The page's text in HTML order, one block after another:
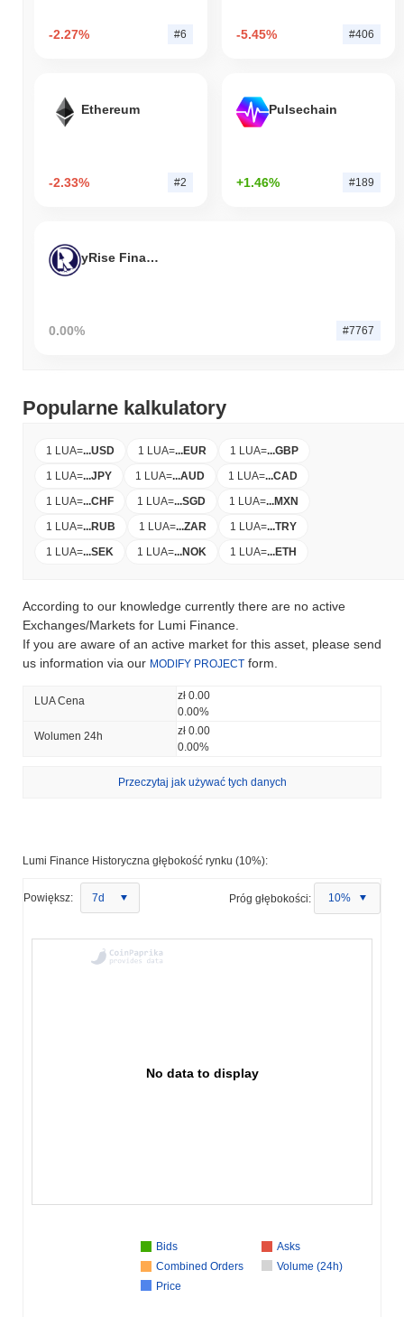
-2.27% #6 -5.45% #406
Ethereum
-2.33% #2
Pulsechain
+1.46% #189
yRise Finance
0.00% #7767
Popularne kalkulatory
1 LUA=...USD 1 LUA=...EUR 1 LUA=...GBP
1 LUA=...JPY 1 LUA=...AUD 1 LUA=...CAD
1 LUA=...CHF 1 LUA=...SGD 1 LUA=...MXN
1 LUA=...RUB 1 LUA=...ZAR 1 LUA=...TRY
1 LUA=...SEK 1 LUA=...NOK 1 LUA=...ETH
According to our knowledge currently there are no active
Exchanges/Markets for Lumi Finance.
If you are aware of an active market for this asset, please send
us information via our MODIFY PROJECT form.
LUA Cena
zł 0.00
0.00%
Wolumen 24h
zł 0.00
0.00%
Przeczytaj jak używać tych danych
Lumi Finance Historyczna głębokość rynku (10%):
Powiększ: 7d Próg głębokości: 10%
No data to display
Bids
Asks
Combined Orders
Volume (24h)
Price